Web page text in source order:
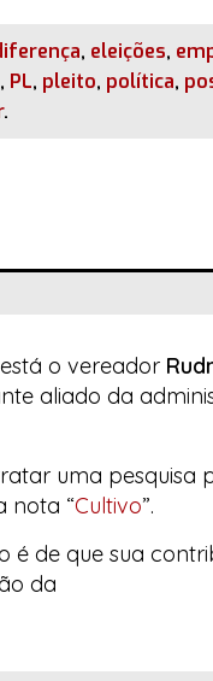
, eleições,
, PL, pleito, política,
.
o vereador
aliado da
uma pesquisa
nota “Cultivo”.
é de que sua
da